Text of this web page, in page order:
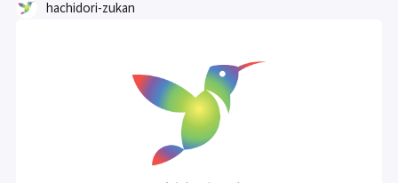
hachidori-zukan